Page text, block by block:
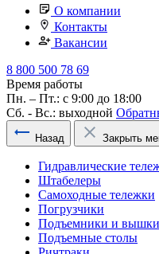
О компании
Контакты
Вакансии
8 800 500 78 69
Время работы
Пн. – Пт.: с 9:00 до 18:00
Сб. - Вс.: выходной
Назад Закрыть
Гидравлические
Штабелеры
Самоходные тележки
Погрузчики
Подъемники и вышки
Подъемные столы